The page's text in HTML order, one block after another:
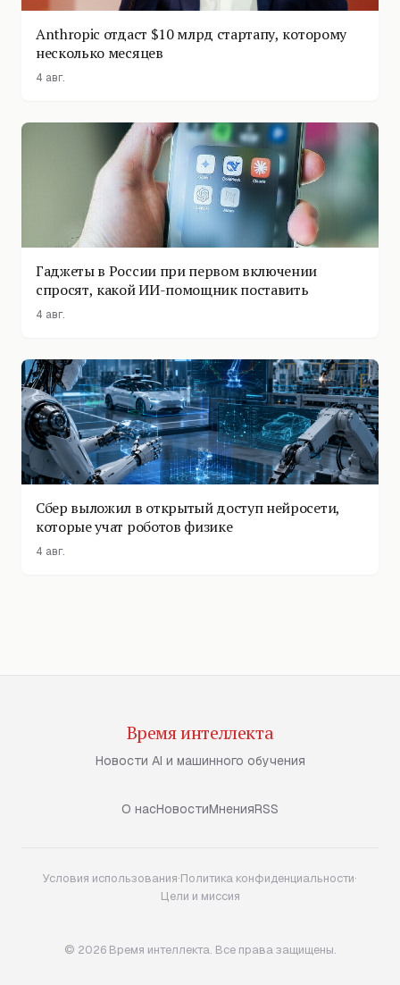
Anthropic отдаст $10 млрд стартапу, которому
несколько месяцев
4 авг.
Гаджеты в России при первом включении
спросят, какой ИИ-помощник поставить
4 авг.
Сбер выложил в открытый доступ нейросети,
которые учат роботов физике
4 авг.
Время интеллекта
Новости AI и машинного обучения
О насНовостиМненияRSS
Условия использования·Политика конфиденциальности·
Цели и миссия
© 2026 Время интеллекта. Все права защищены.